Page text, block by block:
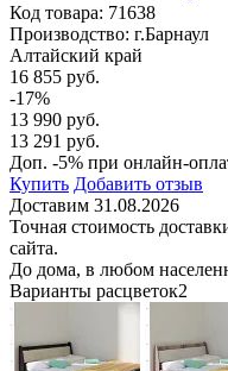
Код товара: 71638
Производство: г.Барнаул
Алтайский край
16 855 руб.
-17%
13 990 руб.
13 291 руб.
Доп. -5% при онлайн-
Купить Добавить отзыв
Доставим 31.08.2026
Точная стоимость
сайта.
До дома, в любом
Варианты расцветок2